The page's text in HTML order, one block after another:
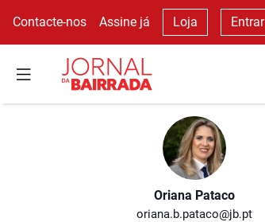
Contacte-nos Assine já Loja Entrar
Oriana Pataco
oriana.b.pataco@jb.pt